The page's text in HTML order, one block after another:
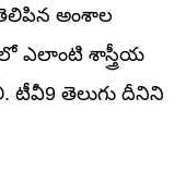
అంశాల
ఎలాంటి శాస్త్రీయ
తెలుగు దీనిని